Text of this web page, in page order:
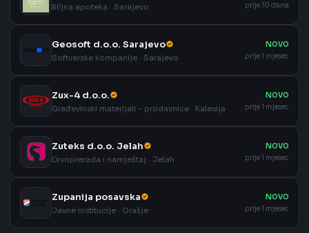
Biljna apoteka · Sarajevo
prije 10 dana
Geosoft d.o.o. Sarajevo
Softverske kompanije · Sarajevo
NOVO
prije 1 mjesec
Zux-4 d.o.o.
Građevinski materijali - prodavnice · Kalesija
NOVO
prije 1 mjesec
Zuteks d.o.o. Jelah
Drvoprerada i namještaj · Jelah
NOVO
prije 1 mjesec
Zupanija posavska
Javne institucije · Orašje
NOVO
prije 1 mjesec